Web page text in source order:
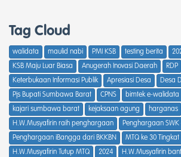
Tag Cloud
walidata maulid nabi PMI KSB testing berita
KSB Maju Luar Biasa
Anugerah Inovasi Daerah RDP
Keterbukaan Informasi Publik
Apresiasi Desa
Desa
Pjs Bupati Sumbawa Barat
CPNS bimtek e-walidata
kajari sumbawa barat
kejaksaan agung
harganas
H.W.Musyafirin raih penghargaan
Penghargaan
Penghargaan iBangga dari BKKBN
MTQ ke 30 Tingkat
H.W.Musyafirin Tutup MTQ
2024
H.W.Musyafirin